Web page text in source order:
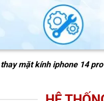
thay mặt kính iphone 14 pro